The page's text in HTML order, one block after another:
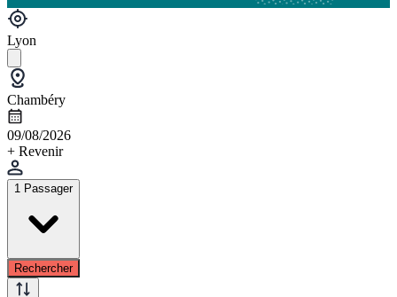
Lyon
Chambéry
09/08/2026
+ Revenir
1 Passager
Rechercher